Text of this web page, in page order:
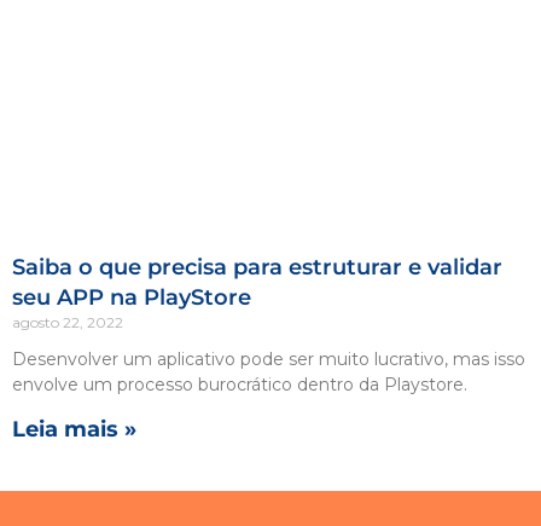
Saiba o que precisa para estruturar e validar
seu APP na PlayStore
agosto 22, 2022
Desenvolver um aplicativo pode ser muito lucrativo, mas isso
envolve um processo burocrático dentro da Playstore.
Leia mais »